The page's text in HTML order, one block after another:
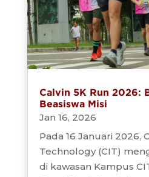
Calvin 5K Run 2026:
Beasiswa Misi
Jan 16, 2026
Pada 16 Januari 2026,
Technology (CIT)
di kawasan Kampus